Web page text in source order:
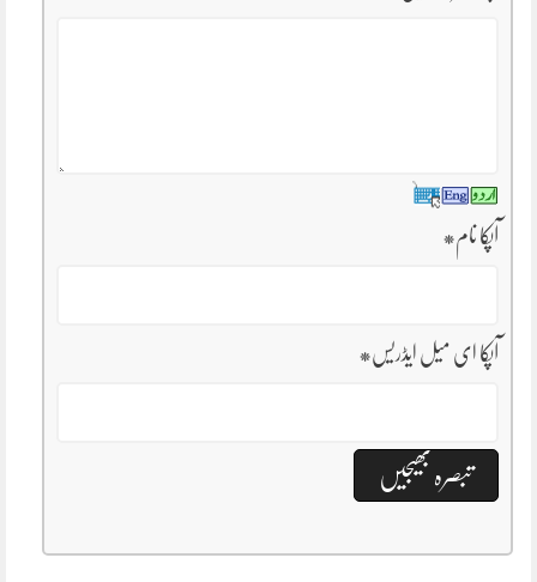
آپکا نام*
آپکا ای میل ایڈریس*